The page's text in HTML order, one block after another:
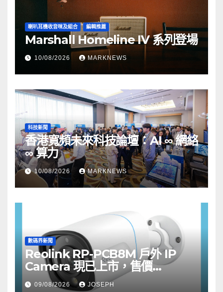
喇叭耳機收音咪及組合 編輯推薦
Marshall Homeline IV 系列登場
10/08/2026 MARKNEWS
科技新聞
香港寬頻未來科技論壇：AI ∞ 網絡
∞ 算力
10/08/2026 MARKNEWS
數碼界新聞
Reolink RP-PCB8M 戶外 IP
Camera 現已上市，售價
HK$722
09/08/2026 JOSEPH